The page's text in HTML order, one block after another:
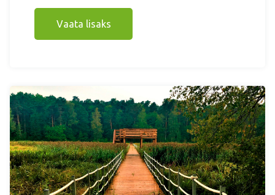
Vaata lisaks